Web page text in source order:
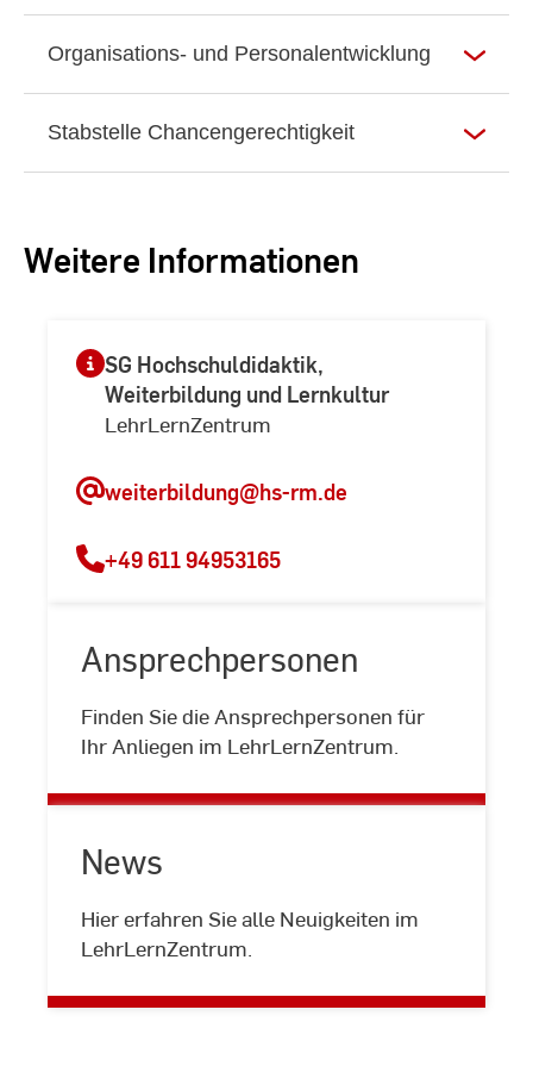
Organisations- und Personalentwicklung
Stabstelle Chancengerechtigkeit
Weitere Informationen
SG Hochschuldidaktik,
Weiterbildung und Lernkultur
LehrLernZentrum
weiterbildung@hs-rm.de
+49 611 94953165
Ansprechpersonen
Finden Sie die Ansprechpersonen für
Ihr Anliegen im LehrLernZentrum.
Ansprechpersonen
News
Hier erfahren Sie alle Neuigkeiten im
LehrLernZentrum.
News